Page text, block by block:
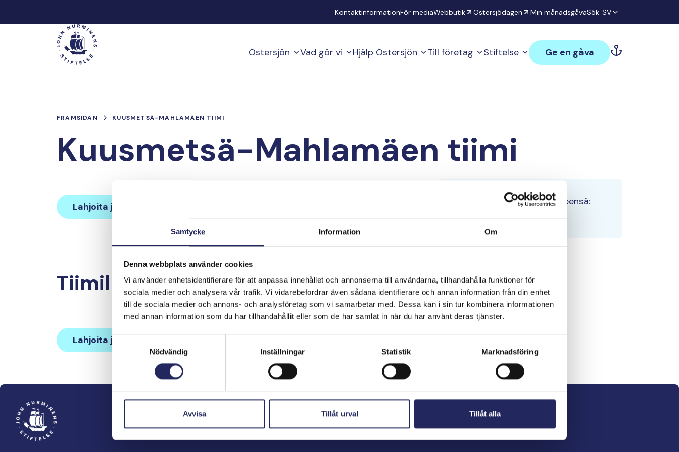
Samtycke Information Om
Denna webbplats använder cookies
Vi använder enhetsidentifierare för att anpassa innehållet och annonserna till användarna, tillhandahålla funktioner för
sociala medier och analysera vår trafik. Vi vidarebefordrar även sådana identifierare och annan information från din enhet
till de sociala medier och annons- och analysföretag som vi samarbetar med. Dessa kan i sin tur kombinera informationen
med annan information som du har tillhandahållit eller som de har samlat in när du har använt deras tjänster.
Samtyckesval
Nödvändig
Inställningar Statistik Marknadsföring
Avvisa Tillåt urval Tillåt alla
KontaktinformationFör mediaWebbutik Östersjödagen Min månadsgåvaSök SV
Main Östersjön Vad gör vi Hjälp Östersjön Till företag Stiftelse Ge en gåva
FRAMSIDAN KUUSMETSÄ-MAHLAMÄEN TIIMI
Kuusmetsä-Mahlamäen tiimi
Lahjoita ja liity tähän tiimiin
Tiimin lahjoitukset yhteensä:
0 €
Tiimille tehdyt lahjoitukset
Lahjoita ja liity tähän tiimiin